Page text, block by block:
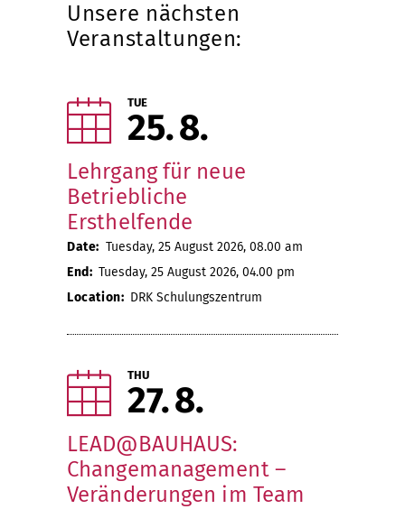
Unsere nächsten
Veranstaltungen:
TUE
25 8
Lehrgang für neue
Betriebliche
Ersthelfende
Date: Tuesday, 25 August 2026, 08.00 am
End: Tuesday, 25 August 2026, 04.00 pm
Location: DRK Schulungszentrum
THU
27 8
LEAD@BAUHAUS:
Changemanagement –
Veränderungen im Team